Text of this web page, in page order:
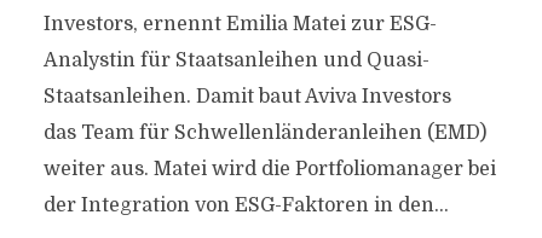
Investors, ernennt Emilia Matei zur ESG-
Analystin für Staatsanleihen und Quasi-
Staatsanleihen. Damit baut Aviva Investors
das Team für Schwellenländeranleihen (EMD)
weiter aus. Matei wird die Portfoliomanager bei
der Integration von ESG-Faktoren in den...